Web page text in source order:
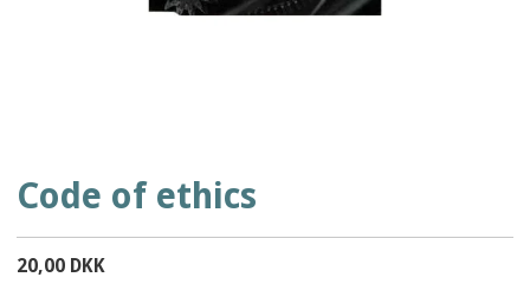
Code of ethics
20,00 DKK